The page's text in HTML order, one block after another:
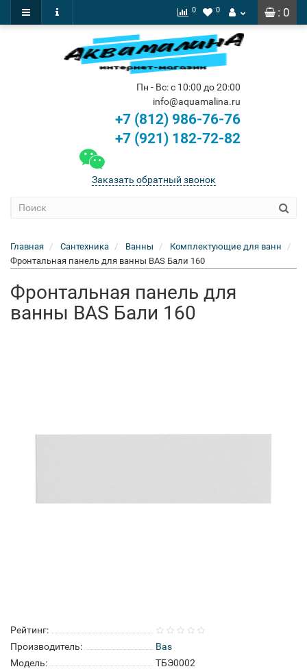
: 0
0 0
Пн - Вс: с 10:00 до 20:00
info@aquamalina.ru
+7 (812) 986-76-76
+7 (921) 182-72-82
Заказать обратный звонок
Главная Сантехника Ванны
Комплектующие для ванн
Фронтальная панель для ванны BAS Бали 160
Фронтальная панель для
ванны BAS Бали 160
Рейтинг:
Производитель:
Bas
Модель:
ТБЭ0002